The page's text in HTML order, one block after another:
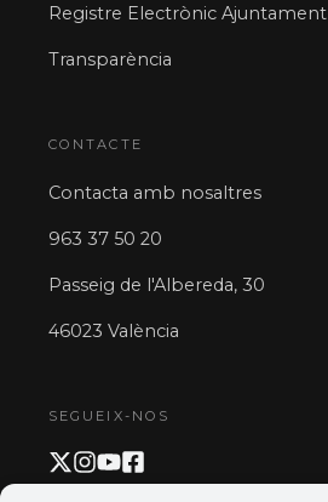
Registre Electrònic Ajuntament
Transparència
CONTACTE
Contacta amb nosaltres
963 37 50 20
Passeig de l'Albereda, 30
46023 València
SEGUEIX-NOS